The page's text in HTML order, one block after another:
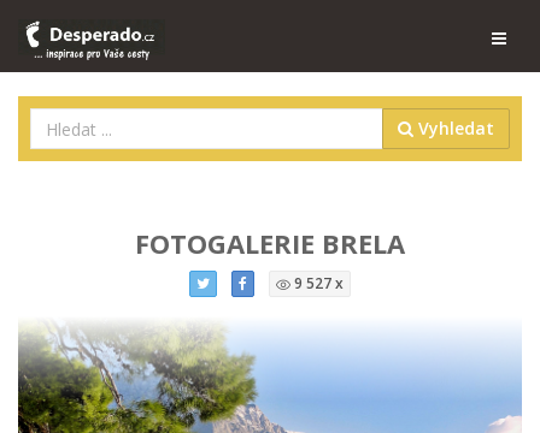
Vyhledat
FOTOGALERIE BRELA
9 527 x